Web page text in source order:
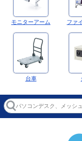
モニターアーム ファ
台車